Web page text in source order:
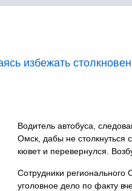
избежать
Водитель автобуса,
Омск, дабы не столкнуться
кювет и перевернулся.
Сотрудники регионального
уголовное дело по факту